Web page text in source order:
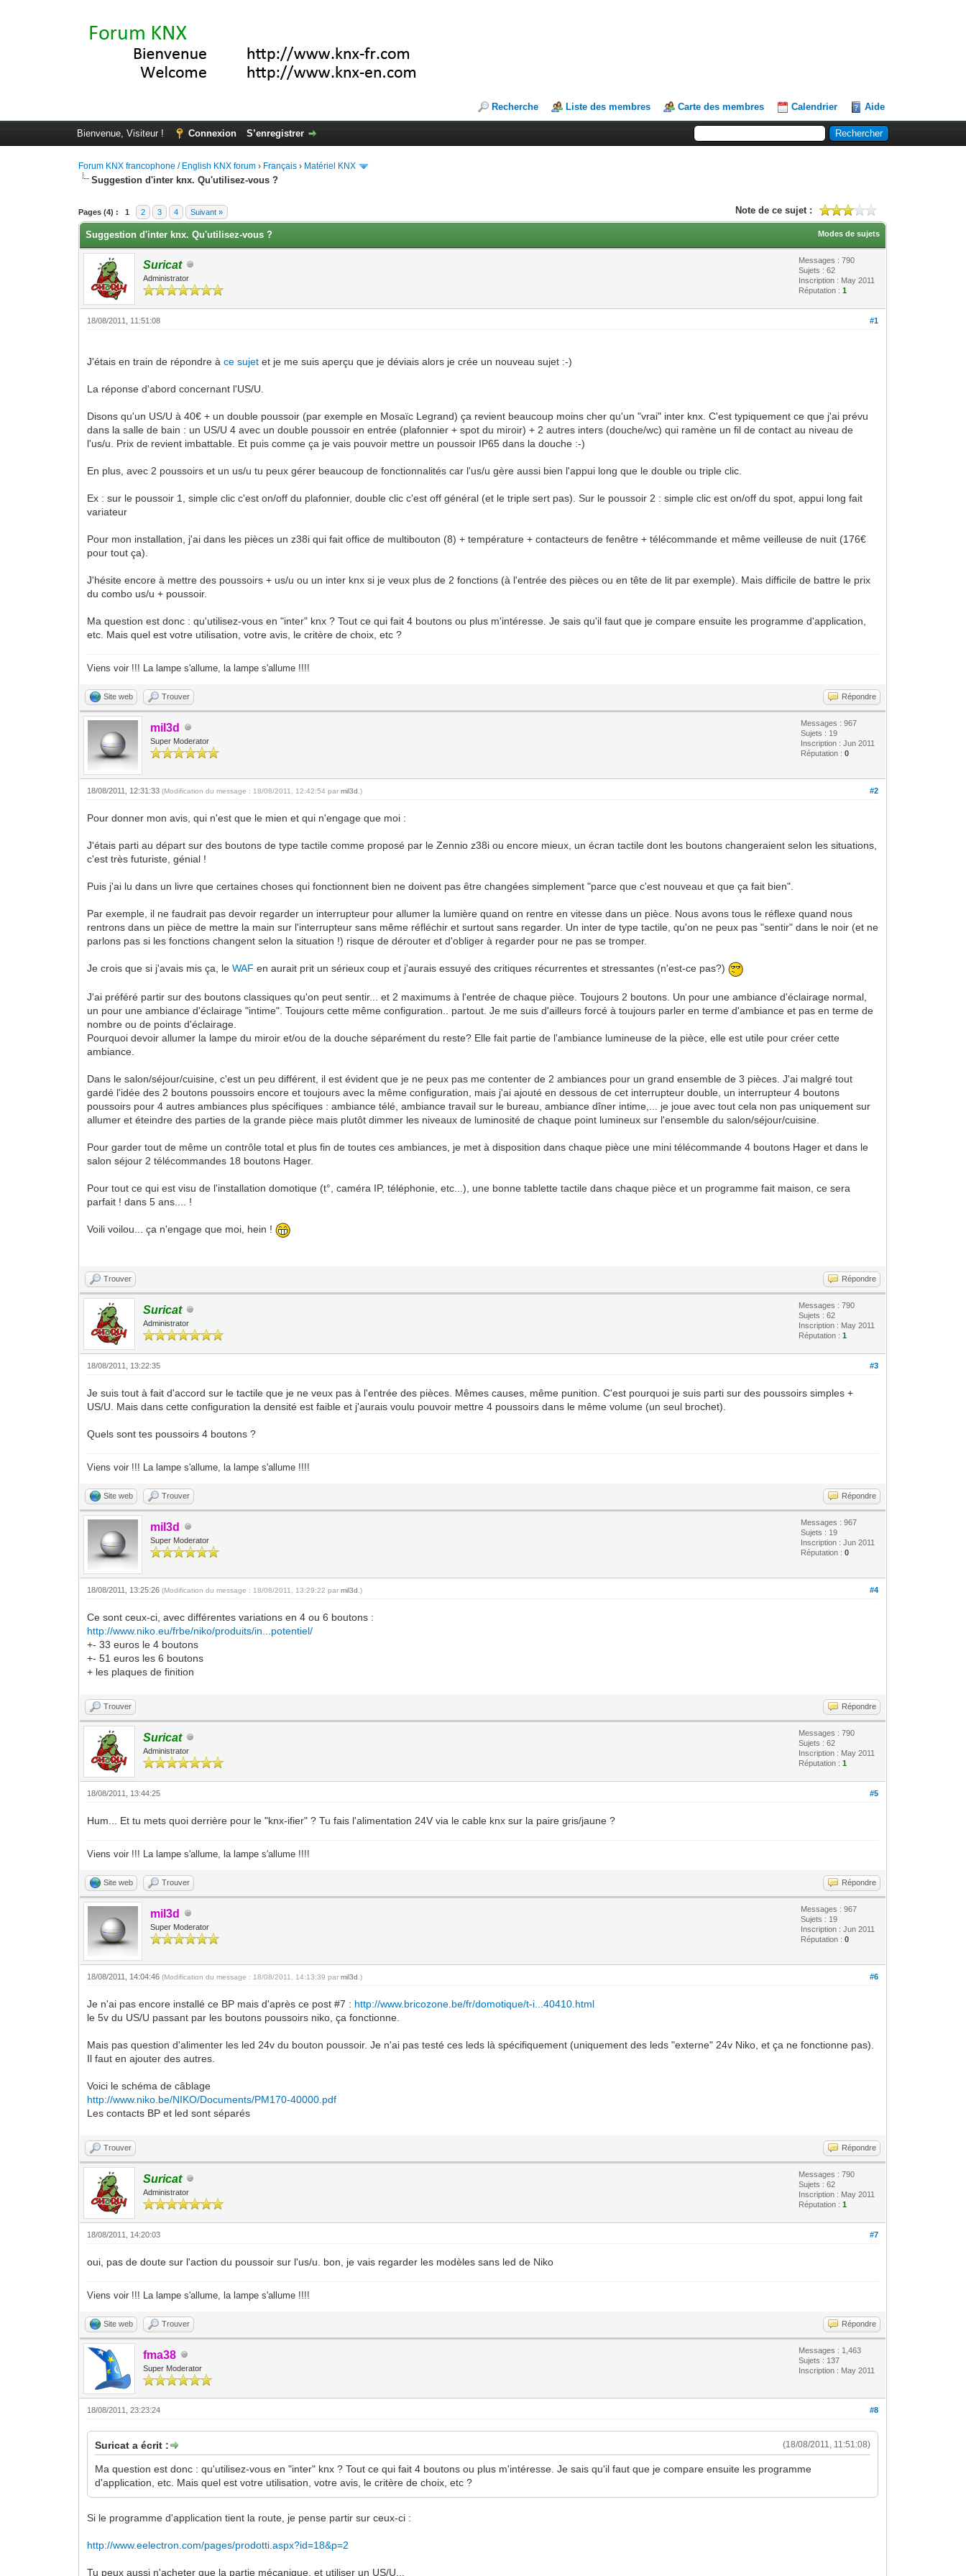
Recherche Liste des membres Carte des membres Calendrier Aide
Bienvenue, Visiteur ! Connexion S’enregistrer
Forum KNX francophone / English KNX forum › Français › Matériel KNX
Suggestion d'inter knx. Qu'utilisez-vous ?
Pages (4) : 1 2 3 4 Suivant » Note de ce sujet :
Moyenne : 3 (1 vote(s))
1
2
3
4
5
Modes de sujets
Suggestion d'inter knx. Qu'utilisez-vous ?
Suricat
Administrator
Messages : 790
Sujets : 62
Inscription : May 2011
Réputation :1
#1
18/08/2011, 11:51:08
J'étais en train de répondre àce sujet et je me suis aperçu que je déviais alors je crée un nouveau sujet :-)
La réponse d'abord concernant l'US/U.
Disons qu'un US/U à 40€ + un double poussoir (par exemple en Mosaïc Legrand) ça revient beaucoup moins cher qu'un "vrai" inter knx. C'est typiquement ce que j'ai prévu
dans la salle de bain : un US/U 4 avec un double poussoir en entrée (plafonnier + spot du miroir) + 2 autres inters (douche/wc) qui ramène un fil de contact au niveau de
l'us/u. Prix de revient imbattable. Et puis comme ça je vais pouvoir mettre un poussoir IP65 dans la douche :-)
En plus, avec 2 poussoirs et un us/u tu peux gérer beaucoup de fonctionnalités car l'us/u gère aussi bien l'appui long que le double ou triple clic.
Ex : sur le poussoir 1, simple clic c'est on/off du plafonnier, double clic c'est off général (et le triple sert pas). Sur le poussoir 2 : simple clic est on/off du spot, appui long fait
variateur
Pour mon installation, j'ai dans les pièces un z38i qui fait office de multibouton (8) + température + contacteurs de fenêtre + télécommande et même veilleuse de nuit (176€
pour tout ça).
J'hésite encore à mettre des poussoirs + us/u ou un inter knx si je veux plus de 2 fonctions (à l'entrée des pièces ou en tête de lit par exemple). Mais difficile de battre le prix
du combo us/u + poussoir.
Ma question est donc : qu'utilisez-vous en "inter" knx ? Tout ce qui fait 4 boutons ou plus m'intéresse. Je sais qu'il faut que je compare ensuite les programme d'application,
etc. Mais quel est votre utilisation, votre avis, le critère de choix, etc ?
Viens voir !!! La lampe s'allume, la lampe s'allume !!!!
Site web Trouver Répondre
mil3d
Super Moderator
Messages : 967
Sujets : 19
Inscription : Jun 2011
Réputation :0
#2
18/08/2011, 12:31:33(Modification du message : 18/08/2011, 12:42:54 parmil3d .)
Pour donner mon avis, qui n'est que le mien et qui n'engage que moi :
J'étais parti au départ sur des boutons de type tactile comme proposé par le Zennio z38i ou encore mieux, un écran tactile dont les boutons changeraient selon les situations,
c'est très futuriste, génial !
Puis j'ai lu dans un livre que certaines choses qui fonctionnent bien ne doivent pas être changées simplement "parce que c'est nouveau et que ça fait bien".
Par exemple, il ne faudrait pas devoir regarder un interrupteur pour allumer la lumière quand on rentre en vitesse dans un pièce. Nous avons tous le réflexe quand nous
rentrons dans un pièce de mettre la main sur l'interrupteur sans même réfléchir et surtout sans regarder. Un inter de type tactile, qu'on ne peux pas "sentir" dans le noir (et ne
parlons pas si les fonctions changent selon la situation !) risque de dérouter et d'obliger à regarder pour ne pas se tromper.
Je crois que si j'avais mis ça, leWAF en aurait prit un sérieux coup et j'aurais essuyé des critiques récurrentes et stressantes (n'est-ce pas?)
J'ai préféré partir sur des boutons classiques qu'on peut sentir... et 2 maximums à l'entrée de chaque pièce. Toujours 2 boutons. Un pour une ambiance d'éclairage normal,
un pour une ambiance d'éclairage "intime". Toujours cette même configuration.. partout. Je me suis d'ailleurs forcé à toujours parler en terme d'ambiance et pas en terme de
nombre ou de points d'éclairage.
Pourquoi devoir allumer la lampe du miroir et/ou de la douche séparément du reste? Elle fait partie de l'ambiance lumineuse de la pièce, elle est utile pour créer cette
ambiance.
Dans le salon/séjour/cuisine, c'est un peu différent, il est évident que je ne peux pas me contenter de 2 ambiances pour un grand ensemble de 3 pièces. J'ai malgré tout
gardé l'idée des 2 boutons poussoirs encore et toujours avec la même configuration, mais j'ai ajouté en dessous de cet interrupteur double, un interrupteur 4 boutons
poussoirs pour 4 autres ambiances plus spécifiques : ambiance télé, ambiance travail sur le bureau, ambiance dîner intime,... je joue avec tout cela non pas uniquement sur
allumer et éteindre des parties de la grande pièce mais plutôt dimmer les niveaux de luminosité de chaque point lumineux sur l'ensemble du salon/séjour/cuisine.
Pour garder tout de même un contrôle total et plus fin de toutes ces ambiances, je met à disposition dans chaque pièce une mini télécommande 4 boutons Hager et dans le
salon séjour 2 télécommandes 18 boutons Hager.
Pour tout ce qui est visu de l'installation domotique (t°, caméra IP, téléphonie, etc...), une bonne tablette tactile dans chaque pièce et un programme fait maison, ce sera
parfait ! dans 5 ans.... !
Voili voilou... ça n'engage que moi, hein !
Trouver Répondre
Suricat
Administrator
Messages : 790
Sujets : 62
Inscription : May 2011
Réputation :1
#3
18/08/2011, 13:22:35
Je suis tout à fait d'accord sur le tactile que je ne veux pas à l'entrée des pièces. Mêmes causes, même punition. C'est pourquoi je suis parti sur des poussoirs simples +
US/U. Mais dans cette configuration la densité est faible et j'aurais voulu pouvoir mettre 4 poussoirs dans le même volume (un seul brochet).
Quels sont tes poussoirs 4 boutons ?
Viens voir !!! La lampe s'allume, la lampe s'allume !!!!
Site web Trouver Répondre
mil3d
Super Moderator
Messages : 967
Sujets : 19
Inscription : Jun 2011
Réputation :0
#4
18/08/2011, 13:25:26(Modification du message : 18/08/2011, 13:29:22 parmil3d .)
Ce sont ceux-ci, avec différentes variations en 4 ou 6 boutons :
http://www.niko.eu/frbe/niko/produits/in...potentiel/
+- 33 euros le 4 boutons
+- 51 euros les 6 boutons
+ les plaques de finition
Trouver Répondre
Suricat
Administrator
Messages : 790
Sujets : 62
Inscription : May 2011
Réputation :1
#5
18/08/2011, 13:44:25
Hum... Et tu mets quoi derrière pour le "knx-ifier" ? Tu fais l'alimentation 24V via le cable knx sur la paire gris/jaune ?
Viens voir !!! La lampe s'allume, la lampe s'allume !!!!
Site web Trouver Répondre
mil3d
Super Moderator
Messages : 967
Sujets : 19
Inscription : Jun 2011
Réputation :0
#6
18/08/2011, 14:04:46(Modification du message : 18/08/2011, 14:13:39 parmil3d .)
Je n'ai pas encore installé ce BP mais d'après ce post #7 : http://www.bricozone.be/fr/domotique/t-i...40410.html
le 5v du US/U passant par les boutons poussoirs niko, ça fonctionne.
Mais pas question d'alimenter les led 24v du bouton poussoir. Je n'ai pas testé ces leds là spécifiquement (uniquement des leds "externe" 24v Niko, et ça ne fonctionne pas).
Il faut en ajouter des autres.
Voici le schéma de câblage
http://www.niko.be/NIKO/Documents/PM170-40000.pdf
Les contacts BP et led sont séparés
Trouver Répondre
Suricat
Administrator
Messages : 790
Sujets : 62
Inscription : May 2011
Réputation :1
#7
18/08/2011, 14:20:03
oui, pas de doute sur l'action du poussoir sur l'us/u. bon, je vais regarder les modèles sans led de Niko
Viens voir !!! La lampe s'allume, la lampe s'allume !!!!
Site web Trouver Répondre
fma38
Super Moderator
Messages : 1,463
Sujets : 137
Inscription : May 2011
#8
18/08/2011, 23:23:24
(18/08/2011, 11:51:08)
Suricat a écrit :
Ma question est donc : qu'utilisez-vous en "inter" knx ? Tout ce qui fait 4 boutons ou plus m'intéresse. Je sais qu'il faut que je compare ensuite les programme
d'application, etc. Mais quel est votre utilisation, votre avis, le critère de choix, etc ?
Si le programme d'application tient la route, je pense partir sur ceux-ci :
http://www.eelectron.com/pages/prodotti.aspx?id=18&p=2
Tu peux aussi n'acheter que la partie mécanique, et utiliser un US/U...